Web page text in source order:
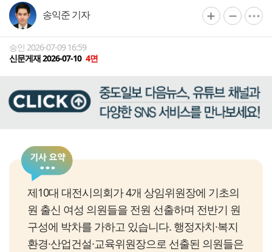
송익준 기자
승인 2026-07-09 16:59
신문게재 2026-07-10 4면
제10대 대전시의회가 4개 상임위원장에 기초의
원 출신 여성 의원들을 전원 선출하며 전반기 원
구성에 박차를 가하고 있습니다. 행정자치·복지
환경·산업건설·교육위원장으로 선출된 의원들은